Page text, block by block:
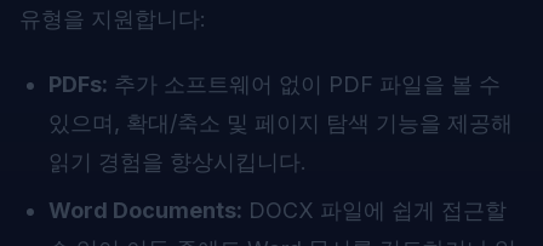
유형을 지원합니다:
PDFs: 추가 소프트웨어 없이 PDF 파일을 볼 수
있으며, 확대/축소 및 페이지 탐색 기능을 제공해
읽기 경험을 향상시킵니다.
Word Documents: DOCX 파일에 쉽게 접근할